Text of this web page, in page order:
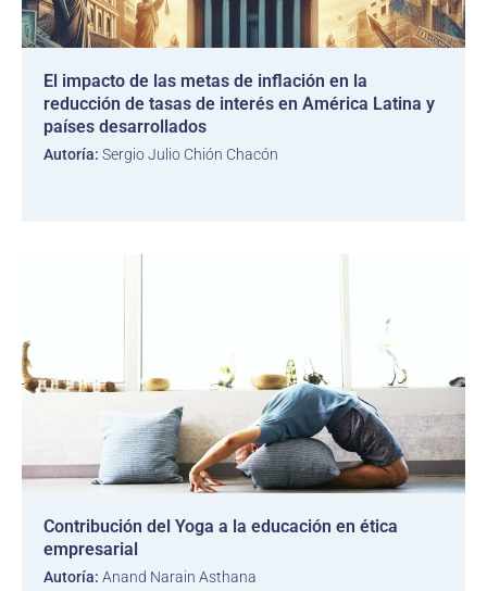
El impacto de las metas de inflación en la
reducción de tasas de interés en América Latina y
países desarrollados
Autoría: Sergio Julio Chión Chacón
Contribución del Yoga a la educación en ética
empresarial
Autoría: Anand Narain Asthana